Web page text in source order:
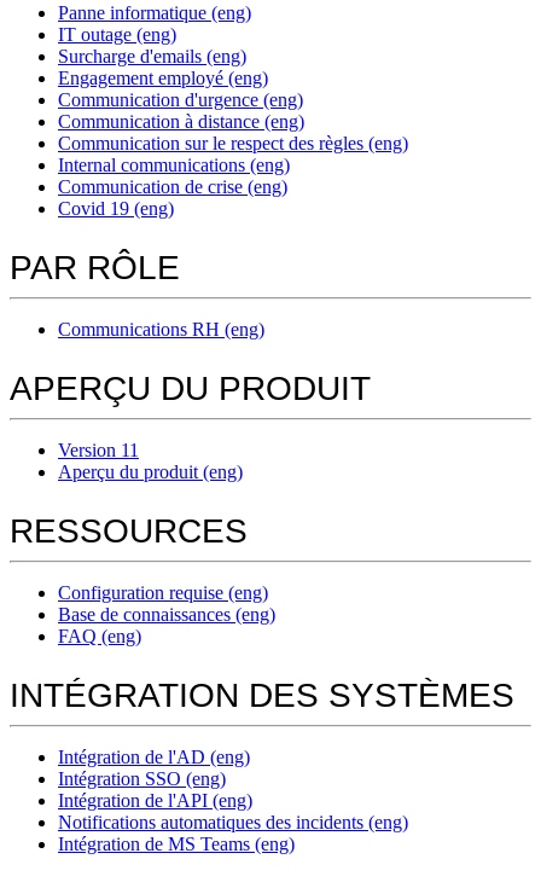
Panne informatique (eng)
IT outage (eng)
Surcharge d'emails (eng)
Engagement employé (eng)
Communication d'urgence (eng)
Communication à distance (eng)
Communication sur le respect des règles (eng)
Internal communications (eng)
Communication de crise (eng)
Covid 19 (eng)
PAR RÔLE
Communications RH (eng)
APERÇU DU PRODUIT
Version 11
Aperçu du produit (eng)
RESSOURCES
Configuration requise (eng)
Base de connaissances (eng)
FAQ (eng)
INTÉGRATION DES SYSTÈMES
Intégration de l'AD (eng)
Intégration SSO (eng)
Intégration de l'API (eng)
Notifications automatiques des incidents (eng)
Intégration de MS Teams (eng)